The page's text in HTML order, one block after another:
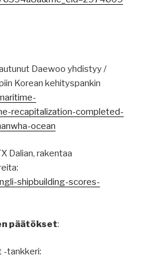
Daewoo yhdistyy /
Korean kehityspankin
recapitalization-completed-
ocean
Dalian, rakentaa
shipbuilding-scores-
päätökset:
-tankkeri: